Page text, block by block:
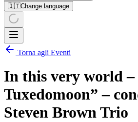
🇮🇹Change language
Torna agli Eventi
In this very world –
Tuxedomoon” –
Steven Brown Trio